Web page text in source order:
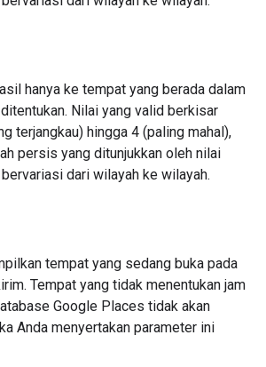
hanya ke tempat yang berada dalam
Nilai yang valid berkisar
terjangkau) hingga 4 (paling mahal),
persis yang ditunjukkan oleh nilai
dari wilayah ke wilayah.
tempat yang sedang buka pada
Tempat yang tidak menentukan jam
Google Places tidak akan
Anda menyertakan parameter ini